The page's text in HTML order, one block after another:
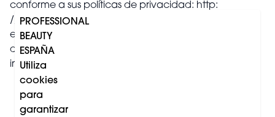
conforme a sus políticas de privacidad: http:
//www.google.es/intl/es/policies/privacy/. Al utilizar
esta web el usuario consiente el tratamiento de sus
datos por Google en la forma y para los fines
indicados.
PROFESSIONAL
BEAUTY
ESPAÑA
Utiliza
cookies
para
garantizar